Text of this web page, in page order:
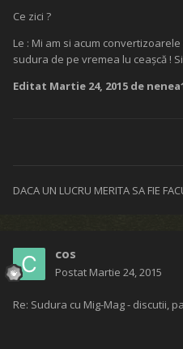
Ce zici ?
Le : Mi am si acum
sudura de pe vremea lu ceașcă !
Editat Martie 24, 2015 de
DACA UN LUCRU MERITA SA FIE
cos
Postat Martie 24, 2015
Re: Sudura cu Mig-Mag - discutii,